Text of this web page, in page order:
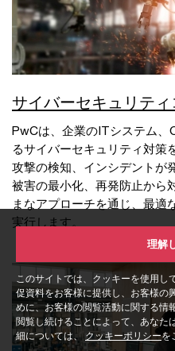
このサイトでは、クッキーを使用し
促資料をお客様に提供し、お客様の
めに、お客様の閲覧活動に関する情
閲覧し続けることによって、あなた
細については、クッキーポリシーを
理解
サイバーセキュリテ
PwCは、企業のITシステム
るサイバーセキュリティ対策
攻撃の検知、インシデントが
被害の最小化、再発防止から
まなアプローチを通じ、最適
実行します。